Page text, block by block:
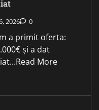
2026 0
a primit oferta:
și a dat
More